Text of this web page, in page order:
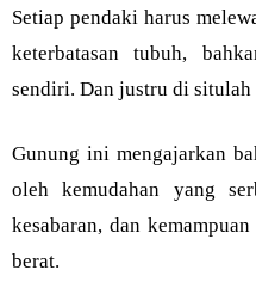
Setiap pendaki harus
keterbatasan tubuh,
sendiri. Dan justru di
Gunung ini mengajarkan
oleh kemudahan yang
kesabaran, dan
berat.